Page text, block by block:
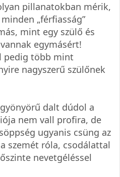
pillanatokban mérik,
„férfiasság”
mint egy szülő és
egymásért!
pedig több mint
nagyszerű szülőnek
dalt dúdol a
nem vall profira, de
ugyanis csüng az
szemét róla, csodálattal
nevetgéléssel